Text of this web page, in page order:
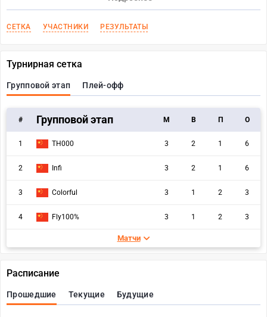
СЕТКА УЧАСТНИКИ РЕЗУЛЬТАТЫ
Турнирная сетка
Групповой этап Плей-офф
# Групповой этап M В П О
1 TH000 3 2 1 6
2 Infi 3 2 1 6
3 Colorful 3 1 2 3
4 Fly100% 3 1 2 3
Матчи
Расписание
Прошедшие Текущие Будущие